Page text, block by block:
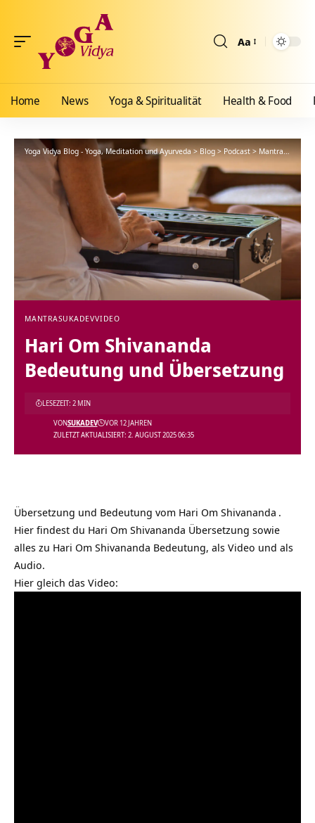
Aa
Home News Yoga & Spiritualität Health & Food
Yoga Vidya Blog - Yoga, Meditation und Ayurveda>Blog>Podcast>Mantra>Hari
MANTRASUKADEVVIDEO
Hari Om Shivananda
Bedeutung und Übersetzung
ZULETZT AKTUALISIERT: 2. AUGUST 2025 06:35
VONSUKADEV VOR 12 JAHREN
LESEZEIT: 2 MIN
Übersetzung und Bedeutung vom Hari Om Shivananda .
Hier findest du Hari Om Shivananda Übersetzung sowie
alles zu Hari Om Shivananda Bedeutung, als Video und als
Audio.
Hier gleich das Video: